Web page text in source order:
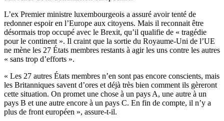
L’ex Premier ministre luxembourgeois a assuré avoir tenté de
redonner espoir en l’Europe aux citoyens. Mais il reconnait être
désormais trop occupé avec le Brexit, qu’il qualifie de « tragédie
pour le continent ». Il craint que la sortie du Royaume-Uni de l’UE
ne mène les 27 États membres restants à agir les uns contre les autres
« sans trop d’efforts ».
« Les 27 autres États membres n’en sont pas encore conscients, mais
les Britanniques savent d’ores et déjà très bien comment ils gèreront
cette situation. On promet une chose à un pays A, une autre à un
pays B et une autre encore à un pays C. En fin de compte, il n’y a
plus de front européen », assure-t-il.